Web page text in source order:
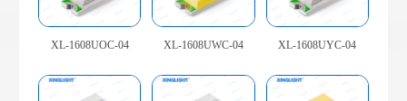
XL-1608UOC-04 XL-1608UWC-04 XL-1608UYC-04